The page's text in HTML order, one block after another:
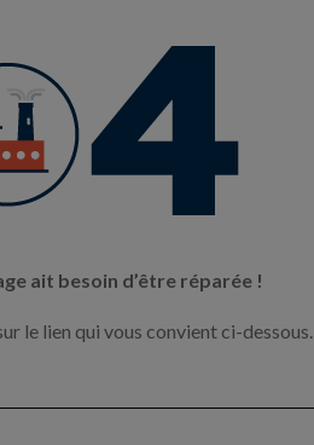
ait besoin d’être réparée !
le lien qui vous convient ci-dessous.